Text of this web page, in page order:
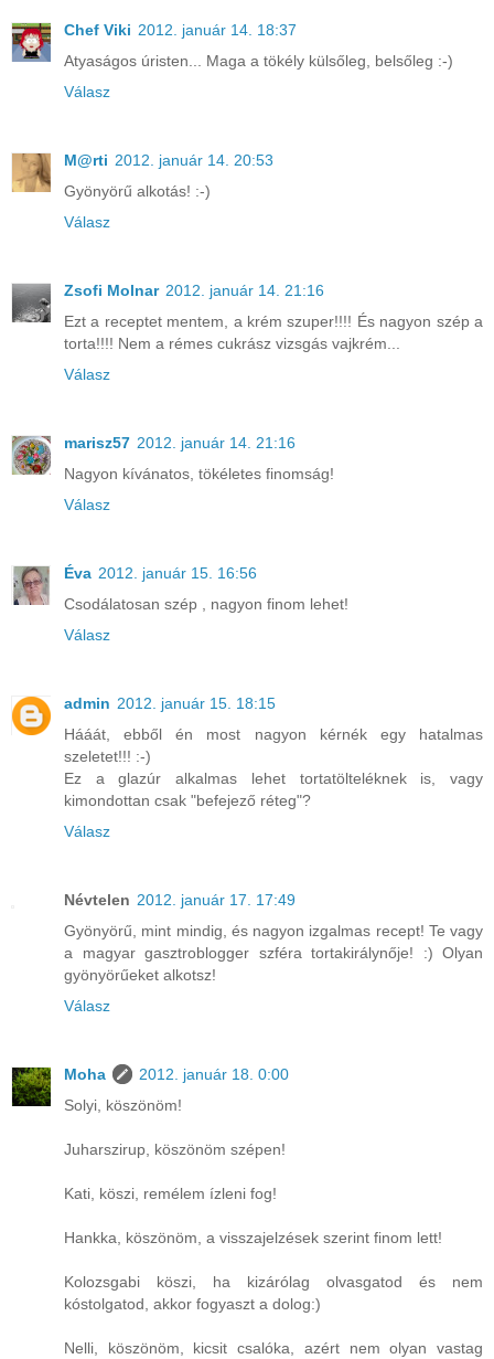
Chef Viki 2012. január 14. 18:37
Atyaságos úristen... Maga a tökély külsőleg, belsőleg :-)
Válasz
M@rti 2012. január 14. 20:53
Gyönyörű alkotás! :-)
Válasz
Zsofi Molnar 2012. január 14. 21:16
Ezt a receptet mentem, a krém szuper!!!! És nagyon szép a
torta!!!! Nem a rémes cukrász vizsgás vajkrém...
Válasz
marisz57 2012. január 14. 21:16
Nagyon kívánatos, tökéletes finomság!
Válasz
Éva 2012. január 15. 16:56
Csodálatosan szép , nagyon finom lehet!
Válasz
admin 2012. január 15. 18:15
Hááát, ebből én most nagyon kérnék egy hatalmas
szeletet!!! :-)
Ez a glazúr alkalmas lehet tortatölteléknek is, vagy
kimondottan csak "befejező réteg"?
Válasz
Névtelen 2012. január 17. 17:49
Gyönyörű, mint mindig, és nagyon izgalmas recept! Te vagy
a magyar gasztroblogger szféra tortakirálynője! :) Olyan
gyönyörűeket alkotsz!
Válasz
Moha
2012. január 18. 0:00
Solyi, köszönöm!
Juharszirup, köszönöm szépen!
Kati, köszi, remélem ízleni fog!
Hankka, köszönöm, a visszajelzések szerint finom lett!
Kolozsgabi köszi, ha kizárólag olvasgatod és nem
kóstolgatod, akkor fogyaszt a dolog:)
Nelli, köszönöm, kicsit csalóka, azért nem olyan vastag